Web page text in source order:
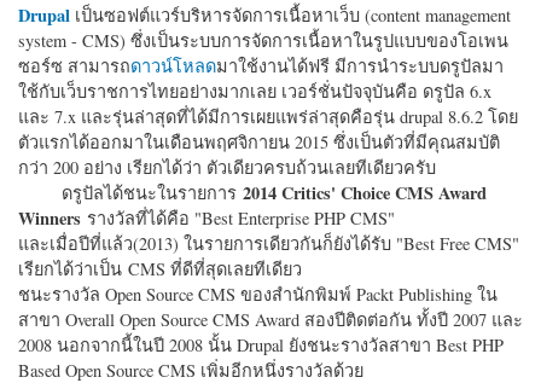
Drupal เป็นซอฟต์แวร์บริหารจัดการเนื้อหาเว็บ (content management
system - CMS) ซึ่งเป็นระบบการจัดการเนื้อหาในรูปแบบของโอเพน
ซอร์ซ สามารถดาวน์โหลดมาใช้งานได้ฟรี มีการนำระบบดรูปัลมา
ใช้กับเว็บราชการไทยอย่างมากเลย เวอร์ชั่นปัจจุบันคือ ดรูปัล 6.x
และ 7.x และรุ่นล่าสุดที่ได้มีการเผยแพร่ล่าสุดคือรุ่น drupal 8.6.2 โดย
ตัวแรกได้ออกมาในเดือนพฤศจิกายน 2015 ซึ่งเป็นตัวที่มีคุณสมบัติ
กว่า 200 อย่าง เรียกได้ว่า ตัวเดียวครบถ้วนเลยทีเดียวครับ
ดรูปัลได้ชนะในรายการ 2014 Critics' Choice CMS Award
Winners รางวัลที่ได้คือ "Best Enterprise PHP CMS"
และเมื่อปีที่แล้ว(2013) ในรายการเดียวกันก็ยังได้รับ "Best Free CMS"
เรียกได้ว่าเป็น CMS ที่ดีที่สุดเลยทีเดียว
ชนะรางวัล Open Source CMS ของสำนักพิมพ์ Packt Publishing ใน
สาขา Overall Open Source CMS Award สองปีติดต่อกัน ทั้งปี 2007 และ
2008 นอกจากนี้ในปี 2008 นั้น Drupal ยังชนะรางวัลสาขา Best PHP
Based Open Source CMS เพิ่มอีกหนึ่งรางวัลด้วย